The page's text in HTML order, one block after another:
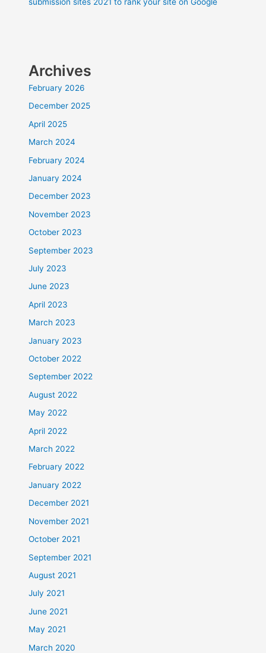
Archives
February 2026
December 2025
April 2025
March 2024
February 2024
January 2024
December 2023
November 2023
October 2023
September 2023
July 2023
June 2023
April 2023
March 2023
January 2023
October 2022
September 2022
August 2022
May 2022
April 2022
March 2022
February 2022
January 2022
December 2021
November 2021
October 2021
September 2021
August 2021
July 2021
June 2021
May 2021
March 2020